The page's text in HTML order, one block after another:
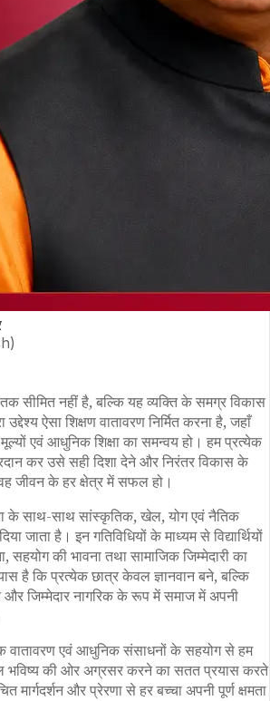
सीमित नहीं है, बल्कि यह व्यक्ति के समग्र विकास
ऐसा शिक्षण वातावरण निर्मित करना है, जहाँ
एवं आधुनिक शिक्षा का समन्वय हो। हम प्रत्येक
कर उसे सही दिशा देने और निरंतर विकास के
जीवन के हर क्षेत्र में सफल हो।
के साथ-साथ सांस्कृतिक, खेल, योग एवं नैतिक
जाता है। इन गतिविधियों के माध्यम से विद्यार्थियों
सहयोग की भावना तथा सामाजिक जिम्मेदारी का
है कि प्रत्येक छात्र केवल ज्ञानवान बने, बल्कि
जिम्मेदार नागरिक के रूप में समाज में अपनी
वातावरण एवं आधुनिक संसाधनों के सहयोग से हम
भविष्य की ओर अग्रसर करने का सतत प्रयास करते
मार्गदर्शन और प्रेरणा से हर बच्चा अपनी पूर्ण क्षमता